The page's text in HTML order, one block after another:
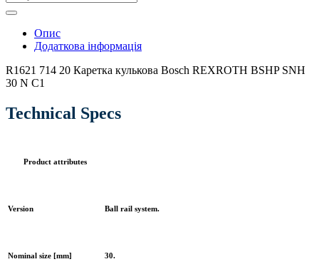
Опис
Додаткова інформація
R1621 714 20 Каретка кулькова Bosch REXROTH BSHP SNH
30 N С1
Technical Specs
Product attributes
Version Ball rail system.
Nominal size [mm] 30.